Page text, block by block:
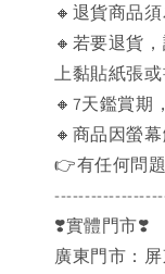
🔸退貨商品
🔸若要退貨
上黏貼紙張
🔸7天鑑賞期
🔸商品因螢
👉️有任何問
❣️實體門市❣️
廣東門市：